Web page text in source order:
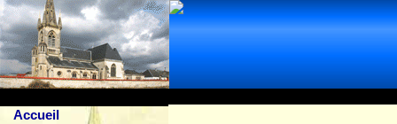
Accueil